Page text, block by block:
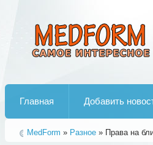
Главная Добавить
MedForm » Разное » Права на